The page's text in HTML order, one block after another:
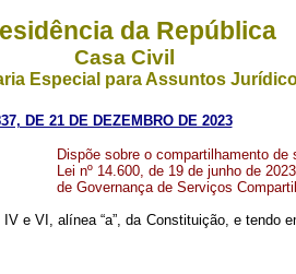
da República
Casa Civil
Especial para Assuntos
DE 21 DE DEZEMBRO DE 2023
Dispõe sobre o compartilhamento
Lei nº 14.600, de 19 de junho de
de Governança de Serviços
e VI, alínea “a”, da Constituição, e tendo